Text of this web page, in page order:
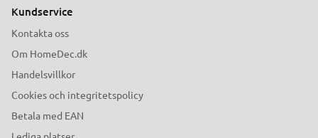
Kundservice
Kontakta oss
Om HomeDec.dk
Handelsvillkor
Cookies och integritetspolicy
Betala med EAN